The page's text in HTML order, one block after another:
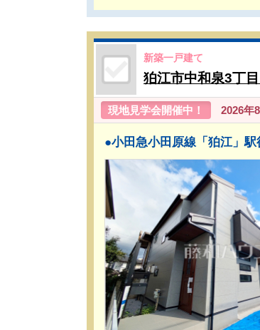
新築一戸建て
狛江市中和泉3丁
現地見学会開催中！ 2026年